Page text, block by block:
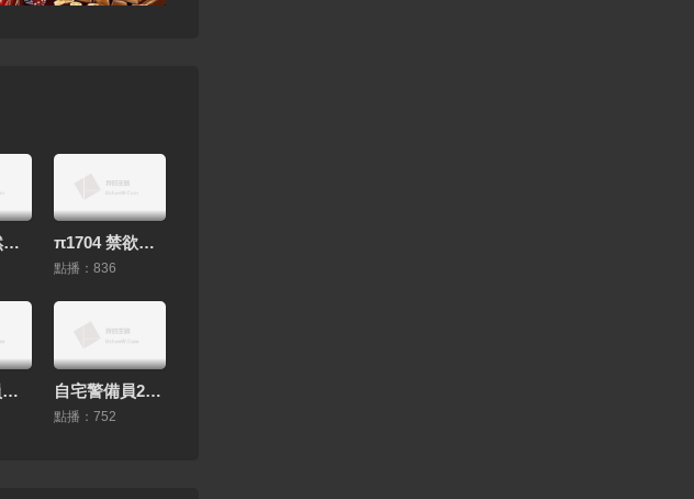
π1711 突然的逆強奸魔小姐 SSIS-107 #夕美紫苑 π1704 禁欲三十天，騷女樂翻天SONE-128 #黑島玲衣
點播：836
自宅警備員ターゲット由紀～性的指導！_生意気なアイツを懲らしめろ 2D動漫 中文字幕 自宅警備員2_第八話従兄妹_叔母_メイド～灰原家の血族 2D動漫 中文字幕
點播：752